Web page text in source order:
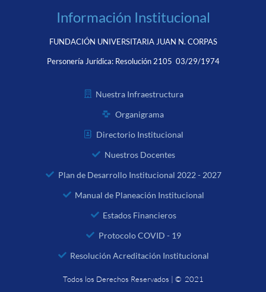
Información Institucional
FUNDACIÓN UNIVERSITARIA JUAN N. CORPAS
Personería Jurídica: Resolución 2105 03/29/1974
Nuestra Infraestructura
Organigrama
Directorio Institucional
Nuestros Docentes
Plan de Desarrollo Institucional 2022 - 2027
Manual de Planeación Institucional
Estados Financieros
Protocolo COVID - 19
Resolución Acreditación Institucional
Todos los Derechos Reservados | © 2021